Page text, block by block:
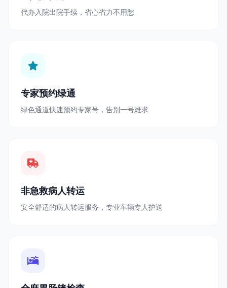
代办入院出院手续，省心省力不用愁
专家预约绿通
绿色通道快速预约专家号，告别一号难求
非急救病人转运
安全舒适的病人转运服务，专业车辆专人护送